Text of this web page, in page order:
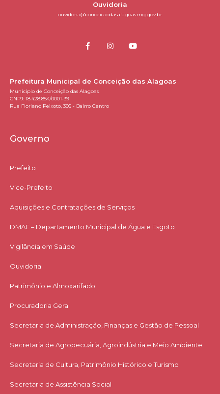
Ouvidoria
ouvidoria@conceicaodasalagoas.mg.gov.br
Prefeitura Municipal de Conceição das Alagoas
Município de Conceição das Alagoas
CNPJ: 18.428.854/0001-39
Rua Floriano Peixoto, 395 - Bairro Centro
Governo
Prefeito
Vice-Prefeito
Aquisições e Contratações de Serviços​
DMAE – Departamento Municipal de Água e Esgoto
Vigilância em Saúde
Ouvidoria
Patrimônio e Almoxarifado
Procuradoria Geral
Secretaria de Administração, Finanças e Gestão de Pessoal
Secretaria de Agropecuária, Agroindústria e Meio Ambiente
Secretaria de Cultura, Patrimônio Histórico e Turismo
Secretaria de Assistência Social